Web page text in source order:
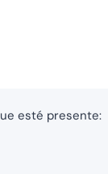
esté presente: